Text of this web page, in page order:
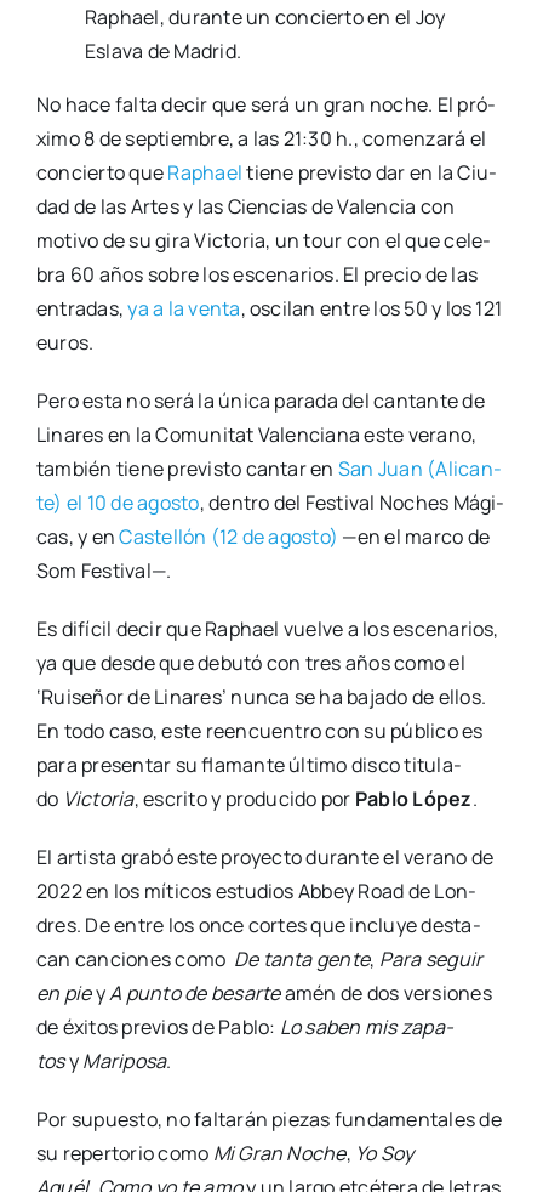
Raphael, duran­te un con­cier­to en el Joy
Esla­va de Madrid.
No hace fal­ta decir que será un gran noche. El pró­
xi­mo 8 de sep­tiem­bre, a las 21:30 h., comen­za­rá el
con­cier­to queRaphaeltie­ne pre­vis­to dar en la Ciu­
dad de las Artes y las Cien­cias de Valen­cia con
moti­vo de su gira Vic­to­ria, un tour con el que cele­
bra 60 años sobre los esce­na­rios. El pre­cio de las
entra­das,ya a la ven­ta, osci­lan entre los 50 y los 121
euros.
Pero esta no será la úni­ca para­da del can­tan­te de
Lina­res en la Comu­ni­tat Valen­cia­na este verano,
tam­bién tie­ne pre­vis­to can­tar en San Juan (Ali­can­
te) el 10 de agos­to, den­tro del Fes­ti­val Noches Mági­
cas, y enCas­te­llón (12 de agos­to) —en el mar­co de
Som Fes­ti­val—.
Es difí­cil decir que Raphael vuel­ve a los esce­na­rios,
ya que des­de que debu­tó con tres años como el
‘Rui­se­ñor de Lina­res’ nun­ca se ha baja­do de ellos.
En todo caso, este reen­cuen­tro con su públi­co es
para pre­sen­tar su fla­man­te últi­mo dis­co titu­la­
do Vic­to­ria, escri­to y pro­du­ci­do por Pablo López.
El artis­ta gra­bó este pro­yec­to duran­te el verano de
2022 en los míti­cos estu­dios Abbey Road de Lon­
dres. De entre los once cor­tes que inclu­ye des­ta­
can can­cio­nes como De tan­ta gen­te, Para seguir
en pieyA pun­to de besar­teamén de dos ver­sio­nes
de éxi­tos pre­vios de Pablo: Lo saben mis zapa­
tosyMari­po­sa.
Por supues­to, no fal­ta­rán pie­zas fun­da­men­ta­les de
su reper­to­rio como Mi Gran Noche, Yo Soy